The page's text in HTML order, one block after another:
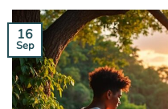
16
Sep